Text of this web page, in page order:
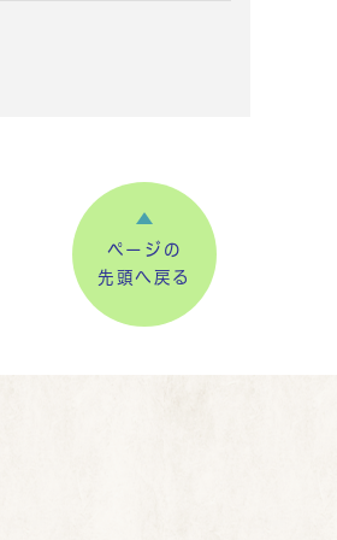
ページの
先頭へ戻る